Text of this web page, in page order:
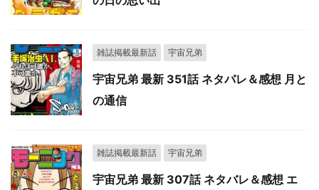
雑誌掲載最新話 宇宙兄弟
宇宙兄弟 最新 351話 ネタバレ＆感想 月と
の通信
雑誌掲載最新話 宇宙兄弟
宇宙兄弟 最新 307話 ネタバレ＆感想 エ